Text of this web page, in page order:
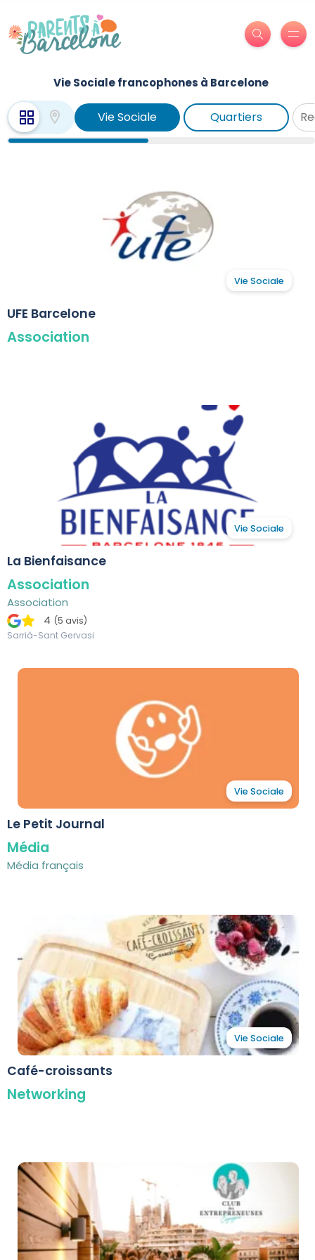
Vie Sociale francophones à Barcelone
Vie Sociale Quartiers
Vie Sociale
UFE Barcelone
Association
Vie Sociale
La Bienfaisance
Association
Association
4 (5 avis)
Sarrià-Sant Gervasi
Vie Sociale
Le Petit Journal
Média
Média français
Vie Sociale
Café-croissants
Networking